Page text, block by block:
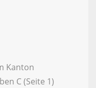
Kanton
C (Seite 1)